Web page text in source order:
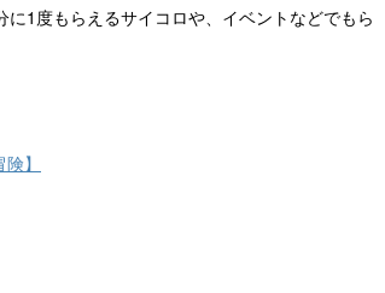
1度もらえるサイコロや、イベントなどでもら
】